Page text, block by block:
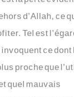
d’Allah, ce
Tel est
ce
proche que
quel mauvais